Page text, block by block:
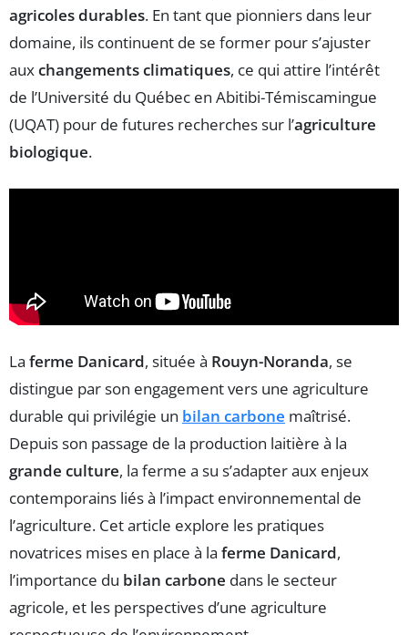
agricoles durables. En tant que pionniers dans leur
domaine, ils continuent de se former pour s’ajuster
auxchangements climatiques, ce qui attire l’intérêt
de l’Université du Québec en Abitibi-Témiscamingue
(UQAT) pour de futures recherches sur l’agriculture
biologique.
La ferme Danicard, située à Rouyn-Noranda, se
distingue par son engagement vers une agriculture
durable qui privilégie un bilan carbone maîtrisé.
Depuis son passage de la production laitière à la
grande culture, la ferme a su s’adapter aux enjeux
contemporains liés à l’impact environnemental de
l’agriculture. Cet article explore les pratiques
novatrices mises en place à la ferme Danicard,
l’importance du bilan carbone dans le secteur
agricole, et les perspectives d’une agriculture